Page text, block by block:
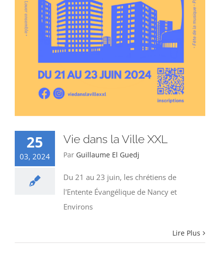
25
03, 2024
Vie dans la Ville XXL
Par Guillaume El Guedj
Du 21 au 23 juin, les chrétiens de
l'Entente Évangélique de Nancy et
Environs
Lire Plus